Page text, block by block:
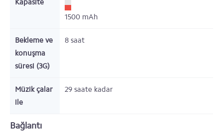
Kapasite
1500 mAh
Bekleme ve
konuşma
süresi (3G)
8 saat
Müzik çalar
ile
29 saate kadar
Bağlantı